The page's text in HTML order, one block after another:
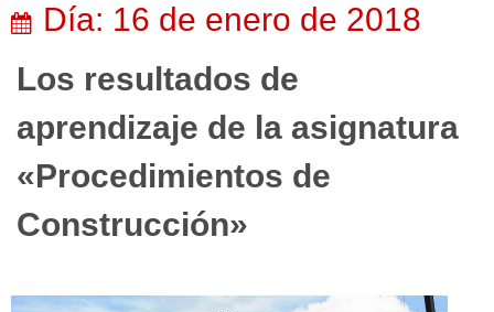
Día: 16 de enero de 2018
Los resultados de
aprendizaje de la asignatura
«Procedimientos de
Construcción»